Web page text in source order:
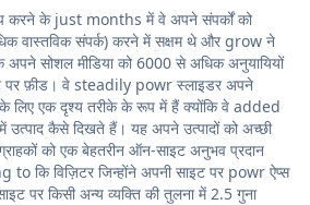
करने के just months में वे अपने संपर्कों को
वास्तविक संपर्क) करने में सक्षम थे और grow ने
सोशल मीडिया को 6000 से अधिक अनुयायियों
पर फ़ीड। वे steadily powr स्लाइडर अपने
के लिए एक दृश्य तरीके के रूप में हैं क्योंकि वे added
उत्पाद कैसे दिखते हैं। यह अपने उत्पादों को अच्छी
को एक बेहतरीन ऑन-साइट अनुभव प्रदान
to कि विज़िटर जिन्होंने अपनी साइट पर powr ऐप्स
पर किसी अन्य व्यक्ति की तुलना में 2.5 गुना